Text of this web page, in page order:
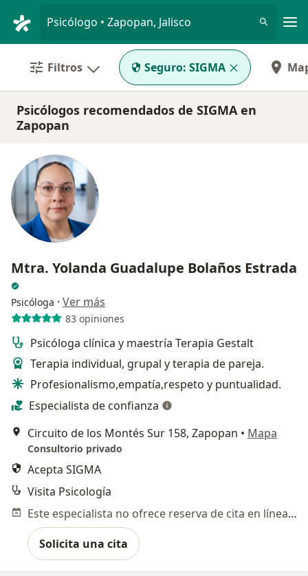
Psicólogo • Zapopan, Jalisco
Filtros Seguro: SIGMA
Psicólogos recomendados de SIGMA en
Zapopan
Mtra. Yolanda Guadalupe Bolaños Estrada
Psicóloga · Ver más
83 opiniones
Psicóloga clínica y maestría Terapia Gestalt
Terapia individual, grupal y terapia de pareja.
Profesionalismo,empatía,respeto y puntualidad.
Especialista de confianza
Circuito de los Montés Sur 158, Zapopan • Mapa
Consultorio privado
Acepta SIGMA
Visita Psicología
Este especialista no ofrece reserva de cita en línea en esta dirección.
Solicita una cita